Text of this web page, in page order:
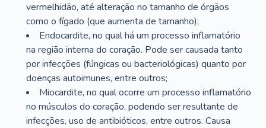
vermelhidão, até alteração no tamanho de órgãos
como o fígado (que aumenta de tamanho);
Endocardite, no qual há um processo inflamatório
na região interna do coração. Pode ser causada tanto
por infecções (fúngicas ou bacteriológicas) quanto por
doenças autoimunes, entre outros;
Miocardite, no qual ocorre um processo inflamatório
no músculos do coração, podendo ser resultante de
infecções, uso de antibióticos, entre outros. Causa